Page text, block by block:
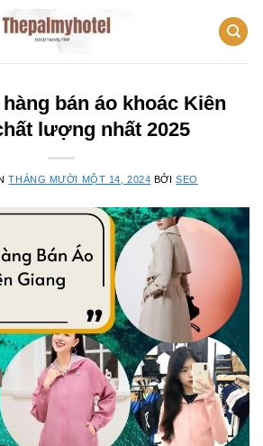
bán áo khoác Kiên
lượng nhất 2025
THÁNG MƯỜI MỘT 14, 2024 BỞISEO